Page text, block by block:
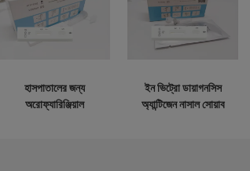
হাসপাতালের জন্য
অরোফ্যারিঞ্জিয়াল
ইন ভিট্রো ডায়াগনসিস
অ্যান্টিজেন নাসাল সোয়াব